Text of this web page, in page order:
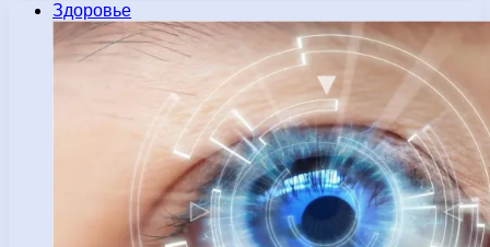
Здоровье